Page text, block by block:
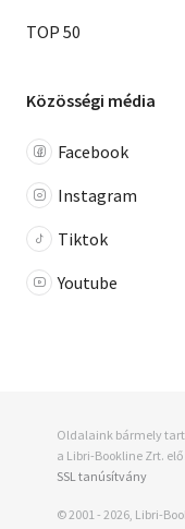
TOP 50
Közösségi média
Facebook
Instagram
Tiktok
Youtube
Oldalaink bármely
a Libri-Bookline Zrt.
SSL tanúsítvány
© 2001 - 2026, Libri-